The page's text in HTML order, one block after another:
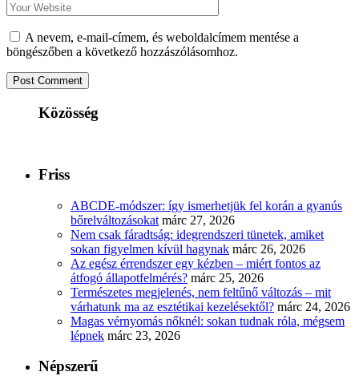
A nevem, e-mail-címem, és weboldalcímem mentése a
böngészőben a következő hozzászólásomhoz.
Közösség
Friss
ABCDE‑módszer: így ismerhetjük fel korán a gyanús
bőrelváltozásokat márc 27, 2026
Nem csak fáradtság: idegrendszeri tünetek, amiket
sokan figyelmen kívül hagynak márc 26, 2026
Az egész érrendszer egy kézben – miért fontos az
átfogó állapotfelmérés? márc 25, 2026
Természetes megjelenés, nem feltűnő változás – mit
várhatunk ma az esztétikai kezelésektől? márc 24, 2026
Magas vérnyomás nőknél: sokan tudnak róla, mégsem
lépnek márc 23, 2026
Népszerű